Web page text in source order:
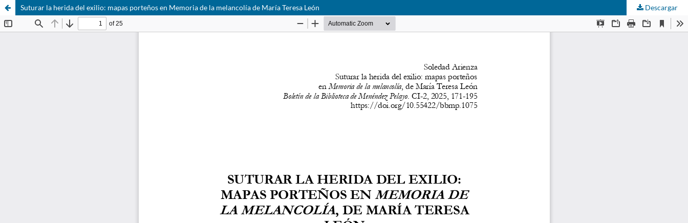
Suturar la herida del exilio: mapas porteños en Memoria de la melancolía de María Teresa León Descargar